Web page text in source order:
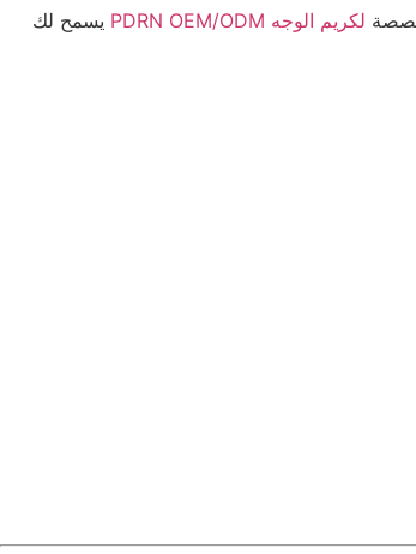
لكريم الوجه PDRN OEM/ODM
يسمح لك